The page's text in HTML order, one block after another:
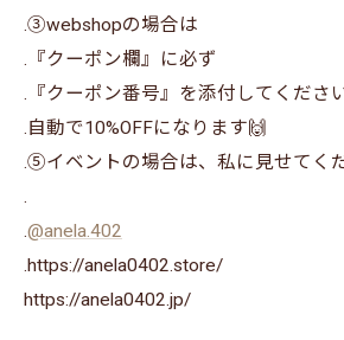
.③webshopの場合は⁡
⁡.『クーポン欄』に必ず⁡
⁡.『クーポン番号』を添付してくださ
⁡.自動で10%OFFになります🙌
.⑤イベントの場合は、私に見せてく
.
.@anela.402
.https://anela0402.store/
https://anela0402.jp/